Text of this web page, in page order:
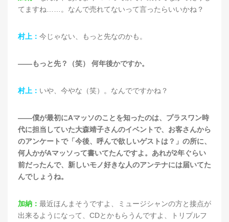
てますね……。なんで売れてないって言ったらいいかね？
村上： 今じゃない、もっと先なのかも。
——もっと先？（笑） 何年後かですか。
村上： いや、今やな（笑）。なんでですかね？
——僕が最初にAマッソのことを知ったのは、プラスワン時
代に担当していた大森靖子さんのイベントで、お客さんから
のアンケートで「今後、呼んで欲しいゲストは？」の所に、
何人かがAマッソって書いてたんですよ。あれが2年ぐらい
前だったんで、新しいモノ好きな人のアンテナには届いてた
んでしょうね。
加納： 最近ほんまそうですよ、ミュージシャンの方と接点が
出来るようになって、CDとかもらうんですよ、トリプルフ